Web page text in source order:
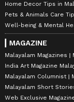
Home Decor Tips in
Pets & Animals Care
Well-being & Mental
MAGAZINE
Malayalam Magazines
India Art Magazine
Malayalam Columnist
Malayalam Short
Web Exclusive